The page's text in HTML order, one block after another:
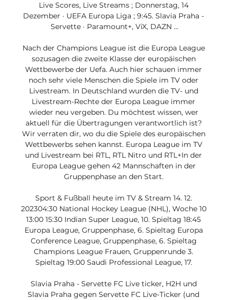
Live Scores, Live Streams ; Donnerstag, 14
Dezember · UEFA Europa Liga ; 9:45. Slavia Praha -
Servette · Paramount+, ViX, DAZN ...
Nach der Champions League ist die Europa League
sozusagen die zweite Klasse der europäischen
Wettbewerbe der Uefa. Auch hier schauen immer
noch sehr viele Menschen die Spiele im TV oder
Livestream. In Deutschland wurden die TV- und
Livestream-Rechte der Europa League immer
wieder neu vergeben. Du möchtest wissen, wer
aktuell für die Übertragungen verantwortlich ist?
Wir verraten dir, wo du die Spiele des europäischen
Wettbewerbs sehen kannst. Europa League im TV
und Livestream bei RTL, RTL Nitro und RTL+In der
Europa League gehen 42 Mannschaften in der
Gruppenphase an den Start.
Sport & Fußball heute im TV & Stream 14. 12.
202304:30 National Hockey League (NHL), Woche 10
13:00 15:30 Indian Super League, 10. Spieltag 18:45
Europa League, Gruppenphase, 6. Spieltag Europa
Conference League, Gruppenphase, 6. Spieltag
Champions League Frauen, Gruppenrunde 3.
Spieltag 19:00 Saudi Professional League, 17.
Slavia Praha - Servette FC Live ticker, H2H und
Slavia Praha gegen Servette FC Live-Ticker (und